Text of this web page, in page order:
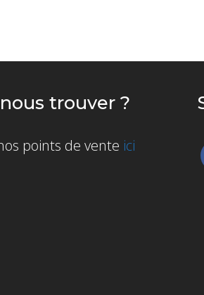
trouver ?
points de vente ici